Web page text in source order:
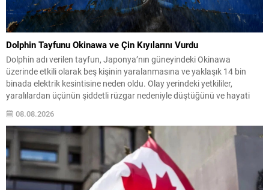
Dolphin Tayfunu Okinawa ve Çin Kıyılarını Vurdu
Dolphin adı verilen tayfun, Japonya’nın güneyindeki Okinawa
üzerinde etkili olarak beş kişinin yaralanmasına ve yaklaşık 14 bin
binada elektrik kesintisine neden oldu. Olay yerindeki yetkililer,
yaralılardan üçünün şiddetli rüzgar nedeniyle düştüğünü ve hayati
verilerine göre tayfun, yerel saatle 03.00 civarında Kume Adası’nın
yaklaşık 160...
08.08.2026